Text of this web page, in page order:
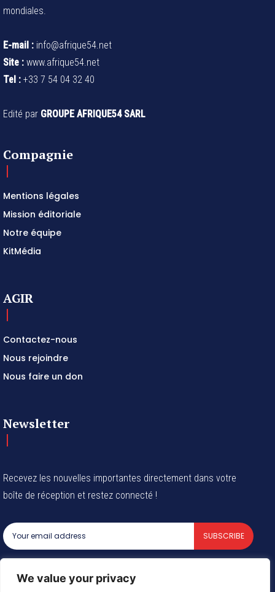
We value your privacy
mondiales.
E-mail : info@afrique54.net
Site : www.afrique54.net
Tel : +33 7 54 04 32 40
Edité par GROUPE AFRIQUE54 SARL
Compagnie
Mentions légales
Mission éditoriale
Notre équipe
KitMédia
AGIR
Contactez-nous
Nous rejoindre
Nous faire un don
Newsletter
Recevez les nouvelles importantes directement dans votre
boîte de réception et restez connecté !
SUBSCRIBE